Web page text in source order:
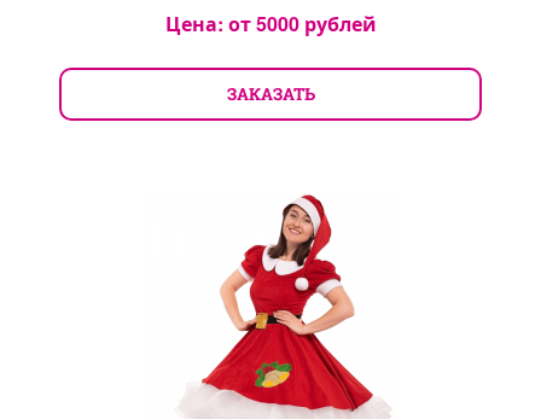
Цена: от5000рублей
ЗАКАЗАТЬ